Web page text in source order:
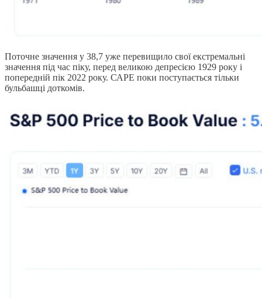
Поточне значення у 38,7 уже перевищило свої екстремальні
значення під час піку, перед великою депресією 1929 року і
попередній пік 2022 року. САРЕ поки поступається тільки
бульбашці доткомів.